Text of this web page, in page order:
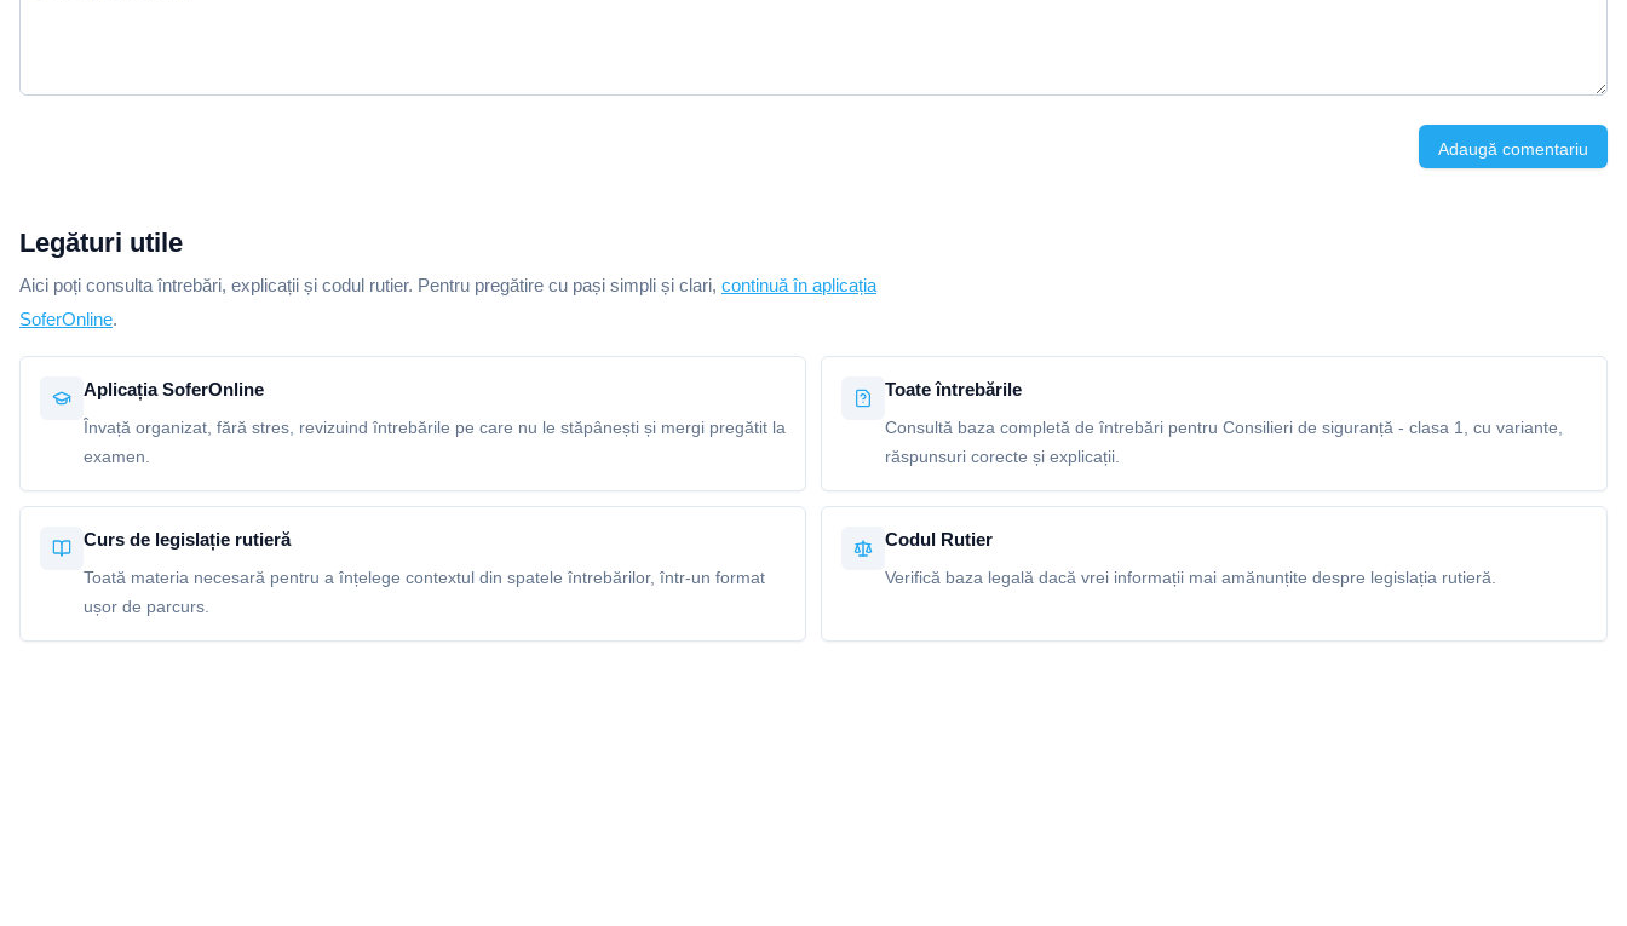
Adaugă comentariu
Legături utile
Aici poți consulta întrebări, explicații și codul rutier. Pentru pregătire cu pași simpli și clari, continuă în aplicația
SoferOnline.
Aplicația SoferOnline
Învață organizat, fără stres, revizuind întrebările pe care nu le stăpânești și mergi pregătit la
examen.
Toate întrebările
Consultă baza completă de întrebări pentru Consilieri de siguranță - clasa 1, cu variante,
răspunsuri corecte și explicații.
Curs de legislație rutieră
Toată materia necesară pentru a înțelege contextul din spatele întrebărilor, într-un format
ușor de parcurs.
Codul Rutier
Verifică baza legală dacă vrei informații mai amănunțite despre legislația rutieră.